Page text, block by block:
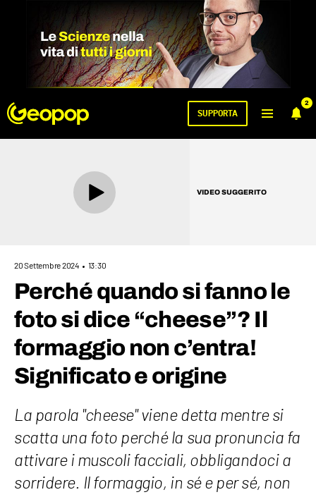
2
SUPPORTA
VIDEO SUGGERITO
20 Settembre 2024 13:30
Perché quando si fanno le
foto si dice “cheese”? Il
formaggio non c’entra!
Significato e origine
La parola "cheese" viene detta mentre si
scatta una foto perché la sua pronuncia fa
attivare i muscoli facciali, obbligandoci a
sorridere. Il formaggio, in sé e per sé, non